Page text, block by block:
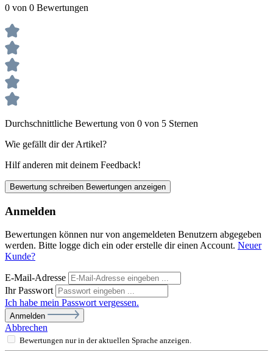
0 von 0 Bewertungen
Durchschnittliche Bewertung von 0 von 5 Sternen
Wie gefällt dir der Artikel?
Hilf anderen mit deinem Feedback!
Bewertung schreiben Bewertungen anzeigen
Anmelden
Bewertungen können nur von angemeldeten Benutzern abgegeben
werden. Bitte logge dich ein oder erstelle dir einen Account. Neuer
Kunde?
E-Mail-Adresse
Ihr Passwort
Ich habe mein Passwort vergessen.
Anmelden
Abbrechen
Bewertungen nur in der aktuellen Sprache anzeigen.